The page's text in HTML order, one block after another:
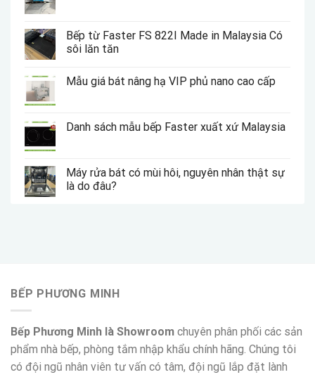
Bếp từ Faster FS 822I Made in Malaysia Có
sôi lăn tăn
Mẫu giá bát nâng hạ VIP phủ nano cao cấp
Danh sách mẫu bếp Faster xuất xứ Malaysia
Máy rửa bát có mùi hôi, nguyên nhân thật sự
là do đâu?
BẾP PHƯƠNG MINH
Bếp Phương Minh là Showroom chuyên phân phối các sản
phẩm nhà bếp, phòng tắm nhập khẩu chính hãng. Chúng tôi
có đội ngũ nhân viên tư vấn có tâm, đội ngũ lắp đặt lành